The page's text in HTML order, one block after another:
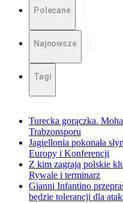
Polecane
Najnowsze
Tagi
Turecka gorączka.
Trabzonsporu
Jagiellonia pokonała
Europy i Konferencji
Z kim zagrają polskie
Rywale i terminarz
Gianni Infantino
będzie tolerancji dla